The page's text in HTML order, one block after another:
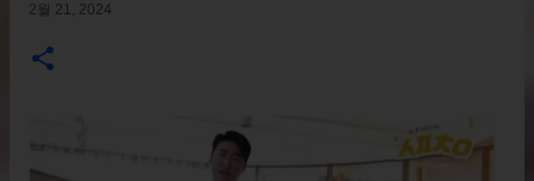
2월 21, 2024